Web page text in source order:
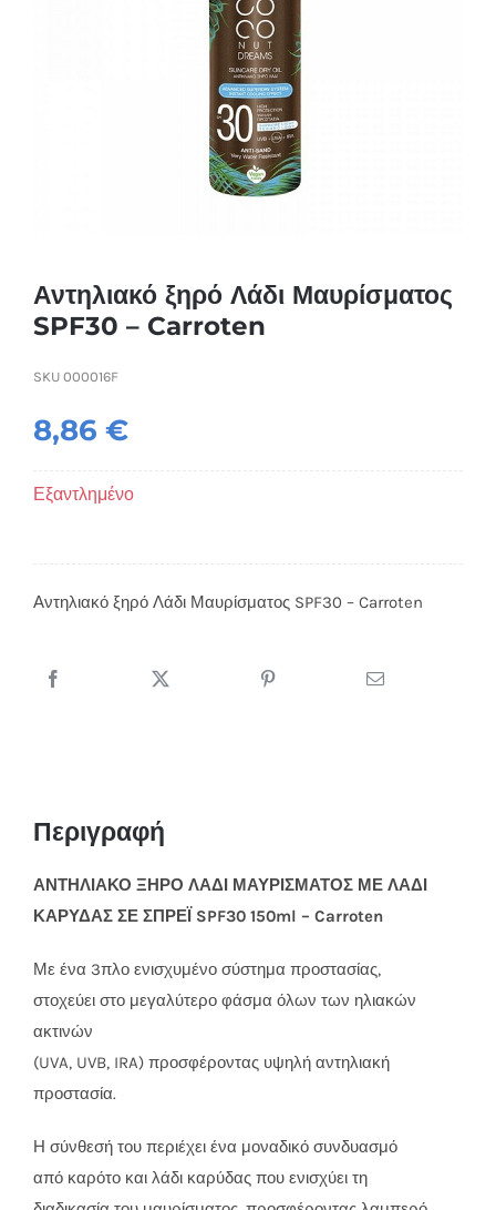
Αντηλιακό ξηρό Λάδι Μαυρίσματος
SPF30 – Carroten
SKU 000016F
8,86 €
Εξαντλημένο
Αντηλιακό ξηρό Λάδι Μαυρίσματος SPF30 – Carroten
Περιγραφή
ΑΝΤΗΛΙΑΚΟ ΞΗΡΟ ΛΑΔΙ ΜΑΥΡΙΣΜΑΤΟΣ ΜΕ ΛΑΔΙ
ΚΑΡΥΔΑΣ ΣΕ ΣΠΡΕΪ SPF30 150ml – Carroten
Με ένα 3πλο ενισχυμένο σύστημα προστασίας,
στοχεύει στο μεγαλύτερο φάσμα όλων των ηλιακών
ακτινών
(UVA, UVB, IRA) προσφέροντας υψηλή αντηλιακή
προστασία.
Η σύνθεσή του περιέχει ένα μοναδικό συνδυασμό
από καρότο και λάδι καρύδας που ενισχύει τη